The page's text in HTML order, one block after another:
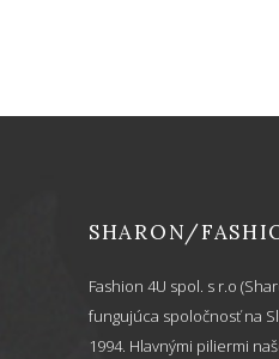
SHARON/
Fashion 4U spol. s r.o
fungujúca spoločnosť na
1994. Hlavnými piliermi